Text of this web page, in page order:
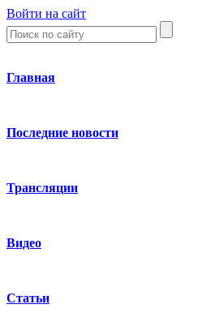
Войти на сайт
Главная
Последние новости
Трансляции
Видео
Статьи